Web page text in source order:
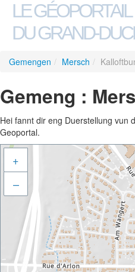
LE
DU GRAND-
Gemengen / Mersch /
Gemeng :
Hei fannt dir eng Duerstellung vun
Geoportal.
+
–